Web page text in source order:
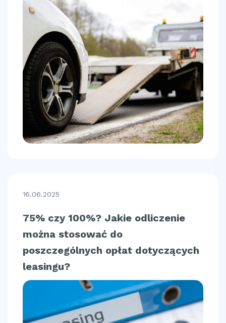
16.06.2025
75% czy 100%? Jakie odliczenie
można stosować do
poszczególnych opłat dotyczących
leasingu?